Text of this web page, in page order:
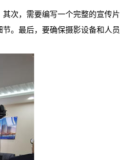
次，需要编写一个完整的宣传片
。最后，要确保摄影设备和人员